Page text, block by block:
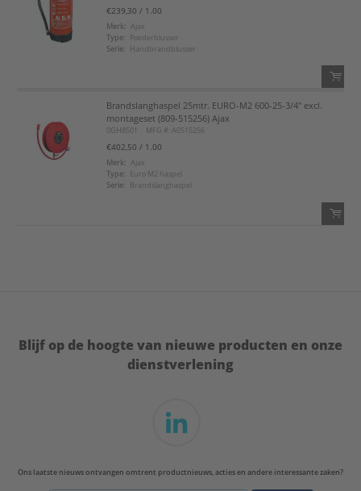
Voeg toe aan favorietenlijst
€239,30 / 1.00
Merk: Ajax
Type:
Poederblusser
Serie:
Handbrandblusser
Voeg toe aan favorietenlijst
Brandslanghaspel 25mtr. EURO-M2 600-25-3/4" excl.
montageset (809-515256) Ajax
0GH8501 MFG #: A0515256
€402,50 / 1.00
Merk: Ajax
Type:
Euro M2 haspel
Serie:
Brandslanghaspel
Blijf op de hoogte van nieuwe producten en onze
dienstverlening
Ons laatste nieuws ontvangen omtrent productnieuws, acties en andere interessante zaken?